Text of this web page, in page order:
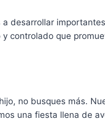
desarrollar importantes
controlado que
no busques más.
una fiesta llena de